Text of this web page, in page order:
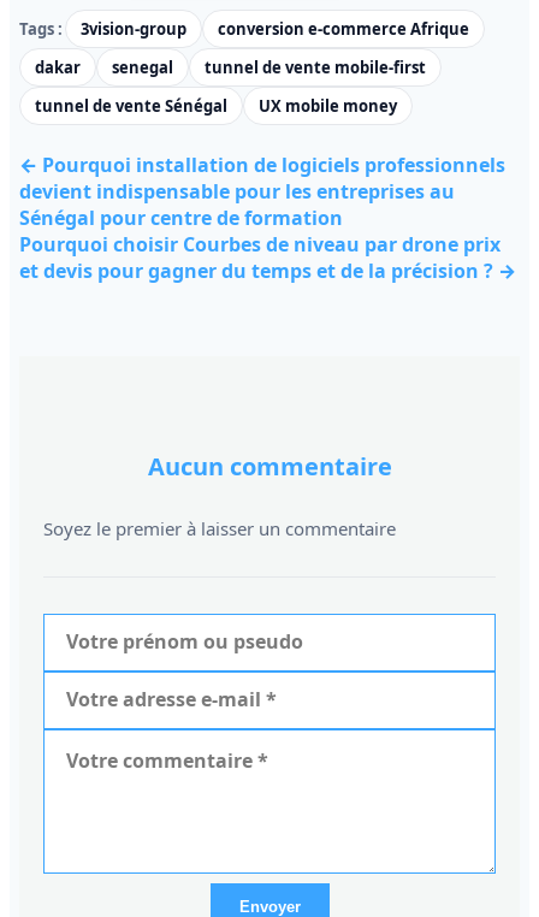
Tags : 3vision-group
conversion e-commerce Afrique
dakar
senegal
tunnel de vente mobile-first
tunnel de vente Sénégal
UX mobile money
← Pourquoi installation de logiciels professionnels
devient indispensable pour les entreprises au
Sénégal pour centre de formation
Pourquoi choisir Courbes de niveau par drone prix
et devis pour gagner du temps et de la précision ? →
Aucun commentaire
Soyez le premier à laisser un commentaire
Envoyer